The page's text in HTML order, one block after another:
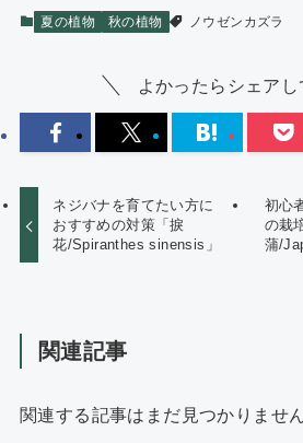
夏の植物 秋の植物 ノウゼンカズラ
よかったらシェアし
ネジバナを育てたい方に
おすすめの対策「捩
花/Spiranthes sinensis」
初心
の栽
蒲/
関連記事
関連する記事はまだ見つかりませ